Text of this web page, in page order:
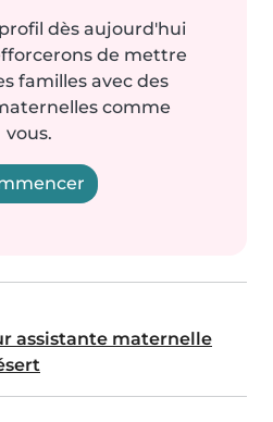
dès aujourd'hui
de mettre
familles avec des
comme
vous.
assistante maternelle